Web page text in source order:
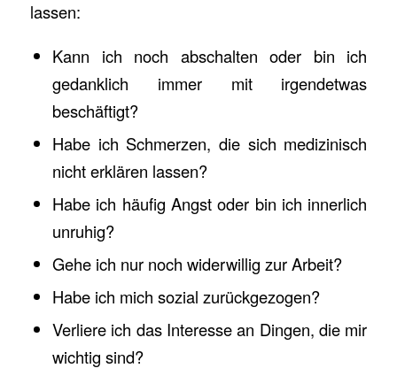
lassen:
Kann ich noch abschalten oder bin ich
gedanklich immer mit irgendetwas
beschäftigt?
Habe ich Schmerzen, die sich medizinisch
nicht erklären lassen?
Habe ich häufig Angst oder bin ich innerlich
unruhig?
Gehe ich nur noch widerwillig zur Arbeit?
Habe ich mich sozial zurückgezogen?
Verliere ich das Interesse an Dingen, die mir
wichtig sind?